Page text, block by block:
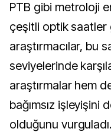
PTB gibi metroloji
çeşitli optik saatler
araştırmacılar, bu
seviyelerinde
araştırmalar hem
bağımsız işleyişini
olduğunu